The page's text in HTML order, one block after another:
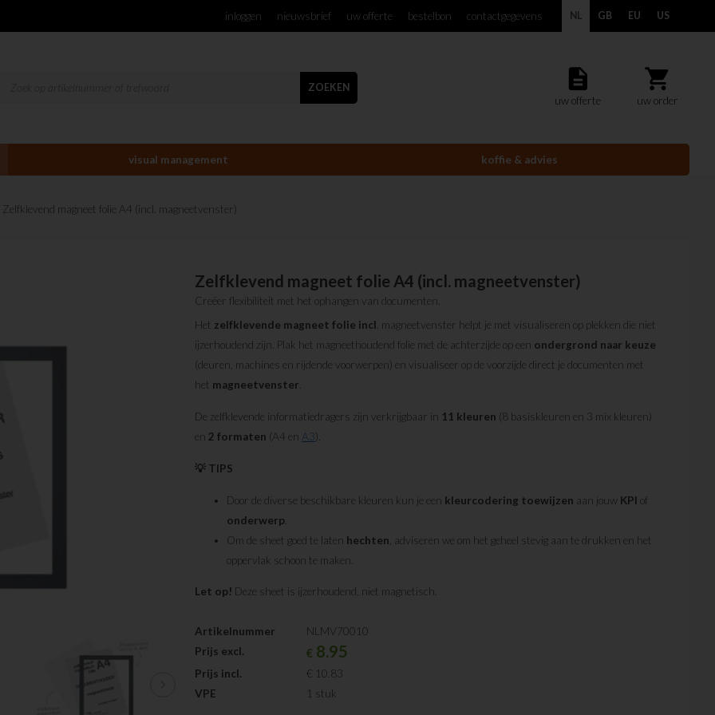
NL GB EU US
inloggen nieuwsbrief uw offerte bestelbon contactgegevens
description
uw offerte
shopping_cart
uw order
ZOEKEN
visual management koffie & advies
» Zelfklevend magneet folie A4 (incl. magneetvenster)
Zelfklevend magneet folie A4 (incl. magneetvenster)
Creëer flexibiliteit met het ophangen van documenten.
Het zelfklevende magneet folie incl . magneetvenster helpt je met visualiseren op plekken die niet
ijzerhoudend zijn. Plak het magneethoudend folie met de achterzijde op een ondergrond naar keuze
(deuren, machines en rijdende voorwerpen) en visualiseer op de voorzijde direct je documenten met
het magneetvenster
De zelfklevende informatiedragers zijn verkrijgbaar in 11 kleuren (8 basiskleuren en 3 mix kleuren)
en 2 formaten (A4 en A3).
💡 TIPS
Door de diverse beschikbare kleuren kun je een kleurcodering toewijzen aan jouw KPI of
onderwerp
Om de sheet goed te laten hechten , adviseren we om het geheel stevig aan te drukken en het
oppervlak schoon te maken.
Let op! Deze sheet is ijzerhoudend, niet magnetisch.
Artikelnummer
NLMV70010
Prijs excl.
€ 8.95
Prijs incl.
€ 10.83
VPE
1 stuk